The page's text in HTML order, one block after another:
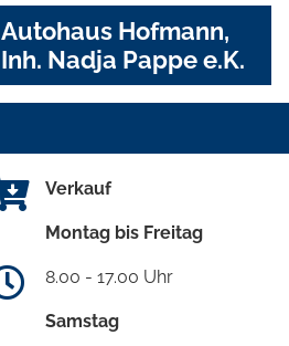
Autohaus Hofmann,
Inh. Nadja Pappe e.K.
Verkauf
Montag bis Freitag
8.00 - 17.00 Uhr
Samstag